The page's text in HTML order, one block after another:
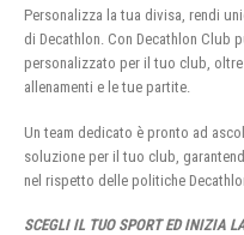
Personalizza la tua divisa, rendi
di Decathlon. Con Decathlon Club
personalizzato per il tuo club,
allenamenti e le tue partite.
Un team dedicato è pronto ad
soluzione per il tuo club,
nel rispetto delle politiche
SCEGLI IL TUO SPORT ED INIZIA